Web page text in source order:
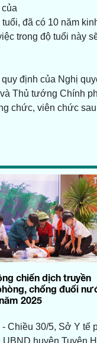
đã có 10 năm
trong độ tuổi này
định của Nghị
Thủ tướng Chính
chức, viên chức
chiến dịch truyền
chống đuối
2025
Chiều 30/5, Sở Y tế